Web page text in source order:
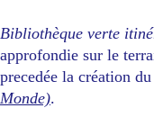
Bibliothèque verte
approfondie sur le
precedée la création
Monde).